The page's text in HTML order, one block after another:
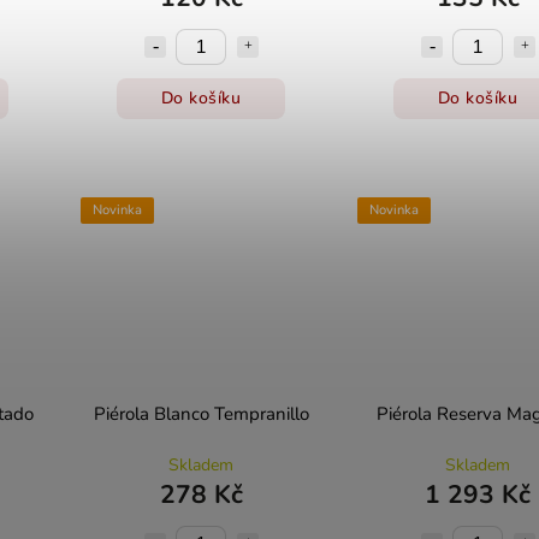
Do košíku Do košíku
Novinka
Piérola Blanco Tempranillo
Skladem
278 Kč
Novinka
Piérola Reserva
Skladem
1 293 Kč